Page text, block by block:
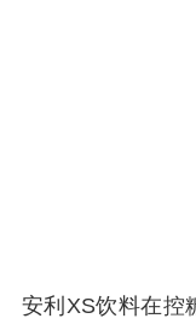
安利XS饮料在控